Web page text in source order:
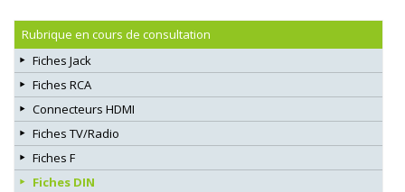
Rubrique en cours de consultation
Fiches Jack
Fiches RCA
Connecteurs HDMI
Fiches TV/Radio
Fiches F
Fiches DIN